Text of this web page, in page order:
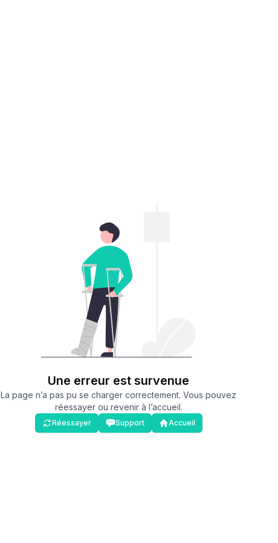
Une erreur est survenue
La page n’a pas pu se charger correctement. Vous pouvez
réessayer ou revenir à l’accueil.
Réessayer Support Accueil